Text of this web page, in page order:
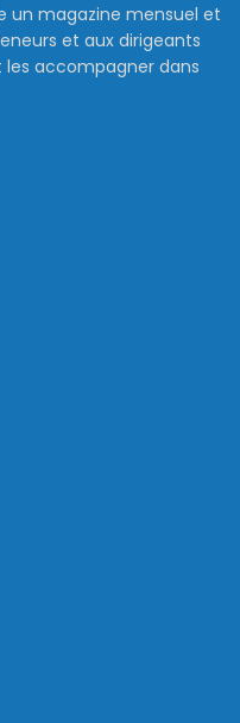
un magazine mensuel et
et aux dirigeants
les accompagner dans